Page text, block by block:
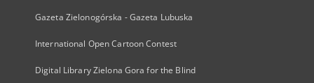
Gazeta Zielonogórska - Gazeta Lubuska
International Open Cartoon Contest
Digital Library Zielona Gora for the Blind